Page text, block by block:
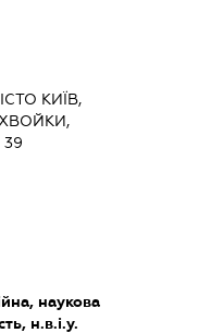
КИЇВ,
ХВОЙКИ,
наукова
н.в.і.у.